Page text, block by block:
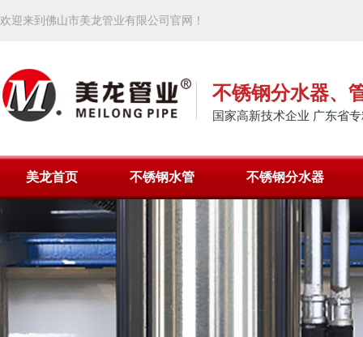
欢迎来到佛山市美龙管业有限公司官网！
不锈钢分水器、
国家高新技术企业 广东省
美龙首页 不锈钢水管 不锈钢分水器